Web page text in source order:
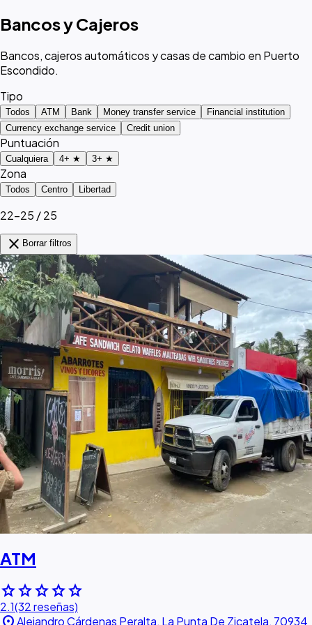
Bancos y Cajeros
Bancos, cajeros automáticos y casas de cambio en Puerto
Escondido.
Tipo
Todos ATM Bank Money transfer service
Financial institution
Currency exchange service
Credit union
Puntuación
Cualquiera 4+ ★ 3+ ★
Zona
Todos Centro Libertad
22–25 / 25
close Borrar filtros
ATM
starstarstarstarstar
2.1(32 reseñas)
Alejandro Cárdenas Peralta, La Punta De Zicatela, 70934